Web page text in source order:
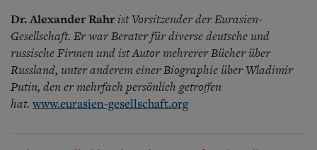
Dr. Alexander Rahrist Vorsitzender der Eurasien-
Gesellschaft. Er war Berater für diverse deutsche und
russische Firmen und ist Autor mehrerer Bücher über
Russland, unter anderem einer Biographie über Wladimir
Putin, den er mehrfach persönlich getroffen
hat. www.eurasien-gesellschaft.org